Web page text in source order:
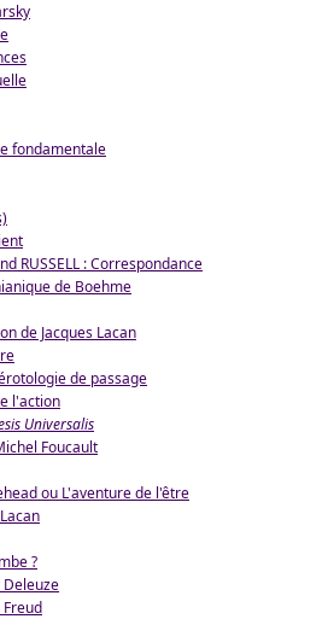
fondamentale
RUSSELL : Correspondance
de Boehme
de Jacques Lacan
de passage
l'action
Universalis
Foucault
ou L'aventure de l'être
?
Deleuze